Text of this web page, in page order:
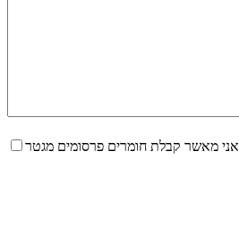
אני מאשר קבלת חומרים פרסומים מגטר